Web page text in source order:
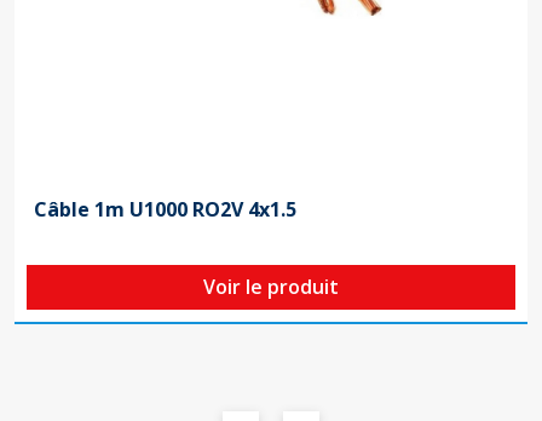
Câble 1m U1000 RO2V 4x1.5
Voir le produit